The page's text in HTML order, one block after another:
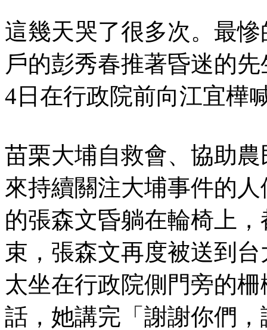
這幾天哭了很多次。最
戶的彭秀春推著昏迷的
4日在行政院前向江宜樺
苗栗大埔自救會、協助
來持續關注大埔事件的
的張森文昏躺在輪椅上
束，張森文再度被送到
太坐在行政院側門旁的
話，她講完「謝謝你們